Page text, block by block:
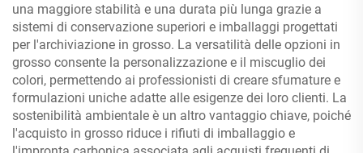
una maggiore stabilità e una durata più lunga grazie a
sistemi di conservazione superiori e imballaggi progettati
per l'archiviazione in grosso. La versatilità delle opzioni in
grosso consente la personalizzazione e il miscuglio dei
colori, permettendo ai professionisti di creare sfumature e
formulazioni uniche adatte alle esigenze dei loro clienti. La
sostenibilità ambientale è un altro vantaggio chiave, poiché
l'acquisto in grosso riduce i rifiuti di imballaggio e